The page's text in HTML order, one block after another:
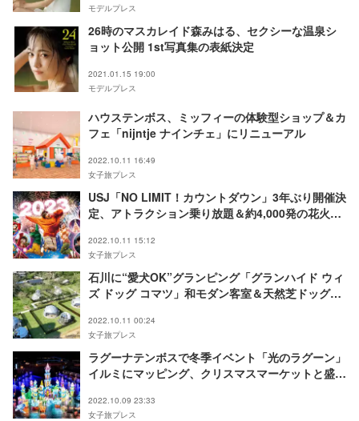
モデルプレス
26時のマスカレイド森みはる、セクシーな温泉シ
ョット公開 1st写真集の表紙決定
2021.01.15 19:00
モデルプレス
ハウステンボス、ミッフィーの体験型ショップ＆カ
フェ「nijntje ナインチェ」にリニューアル
2022.10.11 16:49
女子旅プレス
USJ「NO LIMIT！カウントダウン」3年ぶり開催決
定、アトラクション乗り放題＆約4,000発の花火演
2022.10.11 15:12
女子旅プレス
石川に“愛犬OK”グランピング「グランハイド ウィ
ズ ドッグ コマツ」和モダン客室＆天然芝ドッグラ
2022.10.11 00:24
女子旅プレス
ラグーナテンボスで冬季イベント「光のラグーン」
イルミにマッピング、クリスマスマーケットと盛り
2022.10.09 23:33
女子旅プレス